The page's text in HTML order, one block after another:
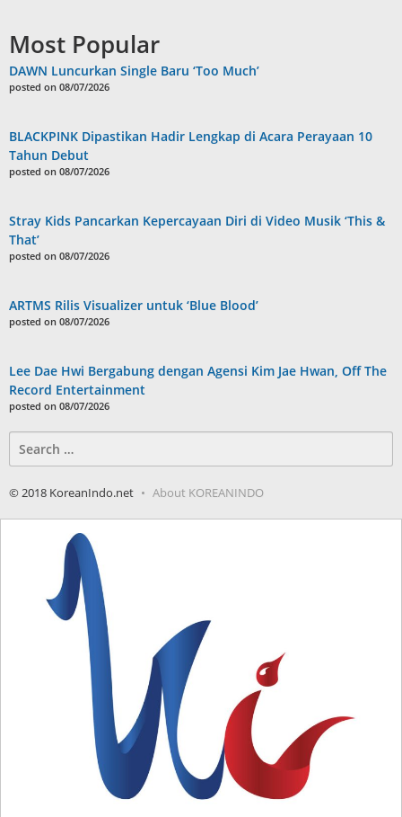
Most Popular
DAWN Luncurkan Single Baru ‘Too Much’
posted on 08/07/2026
BLACKPINK Dipastikan Hadir Lengkap di Acara Perayaan 10
Tahun Debut
posted on 08/07/2026
Stray Kids Pancarkan Kepercayaan Diri di Video Musik ‘This &
That’
posted on 08/07/2026
ARTMS Rilis Visualizer untuk ‘Blue Blood’
posted on 08/07/2026
Lee Dae Hwi Bergabung dengan Agensi Kim Jae Hwan, Off The
Record Entertainment
posted on 08/07/2026
for:
© 2018 KoreanIndo.net About KOREANINDO